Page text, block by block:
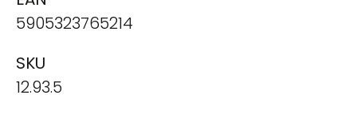
5905323765214
SKU
12.93.5